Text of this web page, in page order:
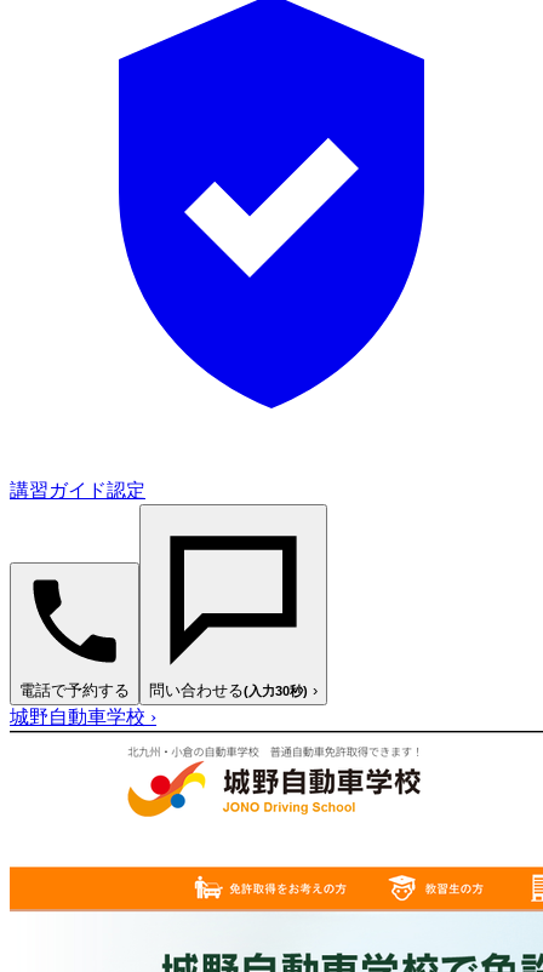
講習ガイド認定
電話で予約する 問い合わせる(入力30秒) ›
城野自動車学校 ›